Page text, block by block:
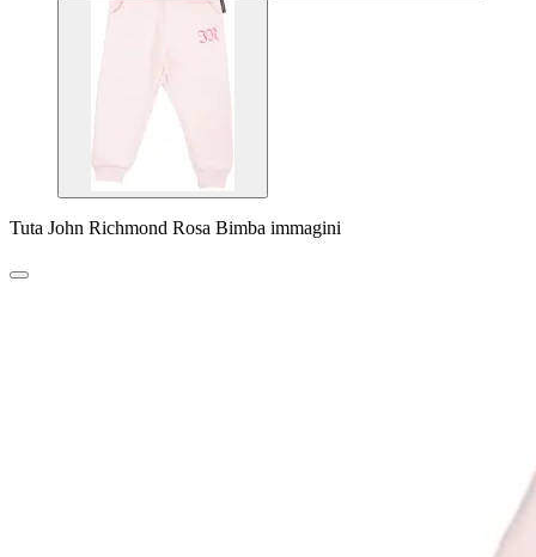
Tuta John Richmond Rosa Bimba immagini